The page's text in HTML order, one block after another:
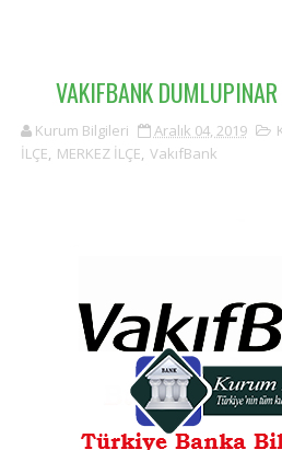
VAKIFBANK
Kurum Bilgileri Aralık 04, 2019
İLÇE, MERKEZ İLÇE, VakıfBank